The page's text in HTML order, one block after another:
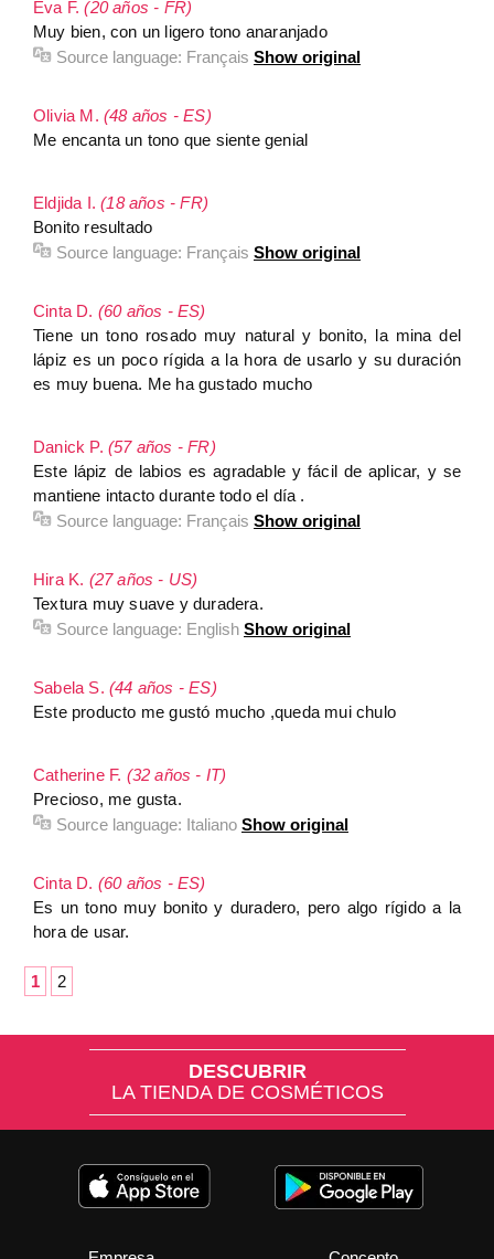
Eva F.(20 años - FR)
Muy bien, con un ligero tono anaranjado
Source language: Français Show original
Olivia M. (48 años - ES)
Me encanta un tono que siente genial
Eldjida I.(18 años - FR)
Bonito resultado
Source language: Français Show original
Cinta D. (60 años - ES)
Tiene un tono rosado muy natural y bonito, la mina del
lápiz es un poco rígida a la hora de usarlo y su duración
es muy buena. Me ha gustado mucho
Danick P. (57 años - FR)
Este lápiz de labios es agradable y fácil de aplicar, y se
mantiene intacto durante todo el día .
Source language: Français Show original
Hira K. (27 años - US)
Textura muy suave y duradera.
Source language: English Show original
Sabela S. (44 años - ES)
Este producto me gustó mucho ,queda mui chulo
Catherine F. (32 años - IT)
Precioso, me gusta.
Source language: Italiano Show original
Cinta D. (60 años - ES)
Es un tono muy bonito y duradero, pero algo rígido a la
hora de usar.
1 2
DESCUBRIR
LA TIENDA DE COSMÉTICOS